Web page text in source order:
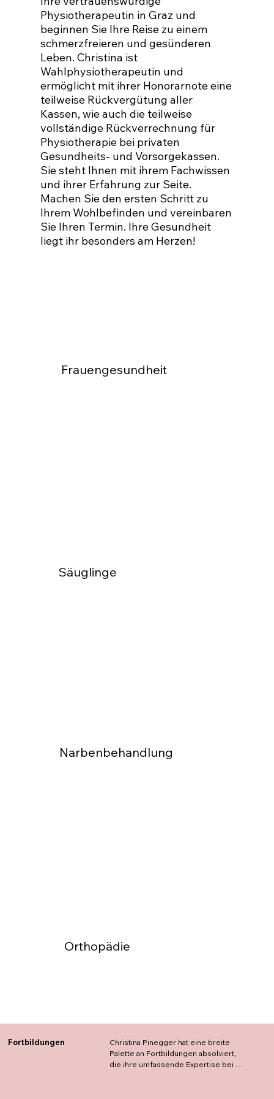
Physiotherapeutin in Graz und
beginnen Sie Ihre Reise zu einem
schmerzfreieren und gesünderen
Leben. Christina ist
Wahlphysiotherapeutin und
ermöglicht mit ihrer Honorarnote eine
teilweise Rückvergütung aller
Kassen, wie auch die teilweise
vollständige Rückverrechnung für
Physiotherapie bei privaten
Gesundheits- und Vorsorgekassen.
Sie steht Ihnen mit ihrem Fachwissen
und ihrer Erfahrung zur Seite.
Machen Sie den ersten Schritt zu
Ihrem Wohlbefinden und vereinbaren
Sie Ihren Termin. Ihre Gesundheit
liegt ihr besonders am Herzen!
Frauengesundheit
Narbenbehandlung
Orthopädie
Säuglinge
Fortbildungen
Christina Pinegger hat eine breite
Palette an Fortbildungen absolviert,
die ihre umfassende Expertise bei